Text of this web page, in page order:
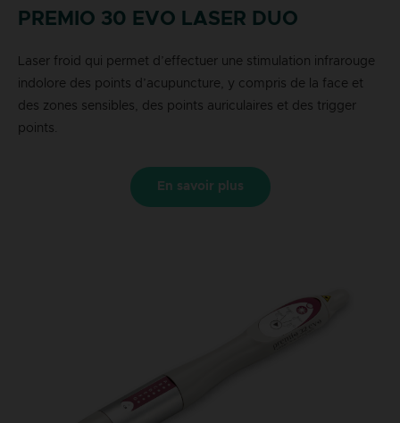
PREMIO 30 EVO LASER DUO
Laser froid qui permet d’effectuer une stimulation infrarouge
indolore des points d’acupuncture, y compris de la face et
des zones sensibles, des points auriculaires et des trigger
points.
En savoir plus